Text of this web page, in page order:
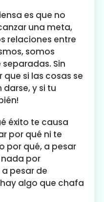
es que no
una meta,
relaciones entre
somos
Sin
si las cosas se
y si tu
éxito te causa
por qué ni te
por qué, a pesar
por
pesar de
algo que chafa